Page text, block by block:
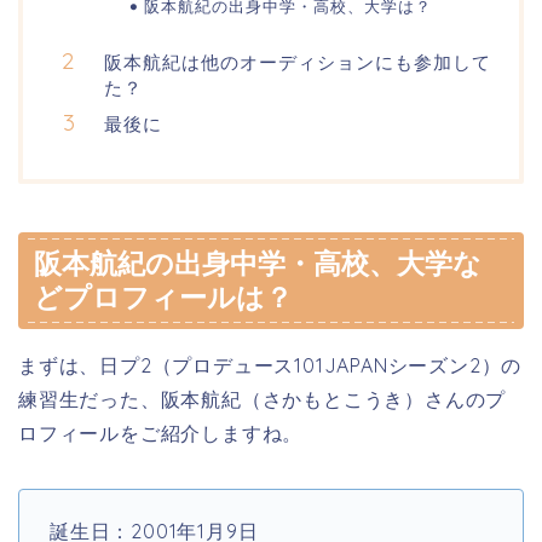
阪本航紀の出身中学・高校、大学は？
阪本航紀は他のオーディションにも参加して
た？
最後に
阪本航紀の出身中学・高校、大学な
どプロフィールは？
まずは、日プ2（プロデュース101JAPANシーズン2）の
練習生だった、阪本航紀（さかもとこうき）さんのプ
ロフィールをご紹介しますね。
誕生日：2001年1月9日